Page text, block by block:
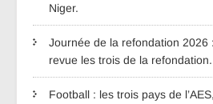
Niger.
Journée de la refondation 2026
revue les trois de la refondation.
Football : les trois pays de